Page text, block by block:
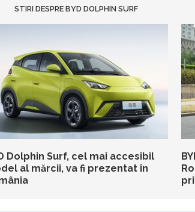
STIRI DESPRE BYD DOLPHIN SURF
Dolphin Surf, cel mai accesibil
al mărcii, va fi prezentat în